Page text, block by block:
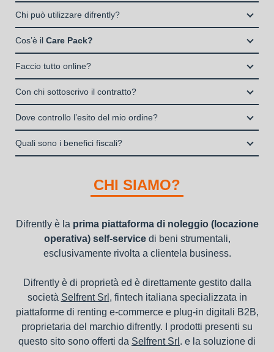
Il noleggio, o locazione operativa, è una soluzione che
alla propria attività a fronte del pagamento di un canone fisso
periodico.
Chi può utilizzare difrently?
Liberi Professionisti e Studi Associati
Società di Capitali (S.p.A., S.r.l.)
Enti e Associazioni purché in attività da almeno un anno.
I privati consumatori non possono accedere al servizio di
Cos’è il Care Pack?
Il Care Pack è un servizio che include:
stipulata da Grenke Italia S.p.A., società specializzata nel
noleggio B2B con cui verrà concluso il contratto, a tutela
dei beni e con vantaggi di gestione per i propri clienti.
Faccio tutto online?
Si, puoi scegliere sul sito il prodotto che ti serve, decidere la
interamente online
Con chi sottoscrivo il contratto?
Il contratto di locazione operativa sarà stipulato con Grenke
operativa di beni mobili strumentali (B2B), previa approvazione
della richiesta da parte della stessa.
Dove controllo l’esito del mio ordine?
Una volta fatto login vai sull’icona con l’omino e clicca su
Quali sono i benefici fiscali?
nel bilancio, poiché i canoni vengono considerati un servizio. I
canoni di noleggio sono deducibili ai fini IRES e IRAP
CHI SIAMO?
Difrently è la prima piattaforma di noleggio (locazione
operativa) self-servicedi beni strumentali,
esclusivamente rivolta a clientela business.
Difrently è di proprietà ed è direttamente gestito dalla
società Selfrent Srl , fintech italiana specializzata in
piattaforme di renting e-commerce e plug-in digitali B2B,
proprietaria del marchio difrently. I prodotti presenti su
questo sito sono offerti da Selfrent Srl . e la soluzione di